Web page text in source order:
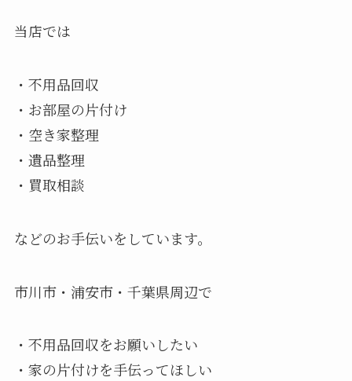
当店では
・不用品回収
・お部屋の片付け
・空き家整理
・遺品整理
・買取相談
などのお手伝いをしています。
市川市・浦安市・千葉県周辺で
・不用品回収をお願いしたい
・家の片付けを手伝ってほしい